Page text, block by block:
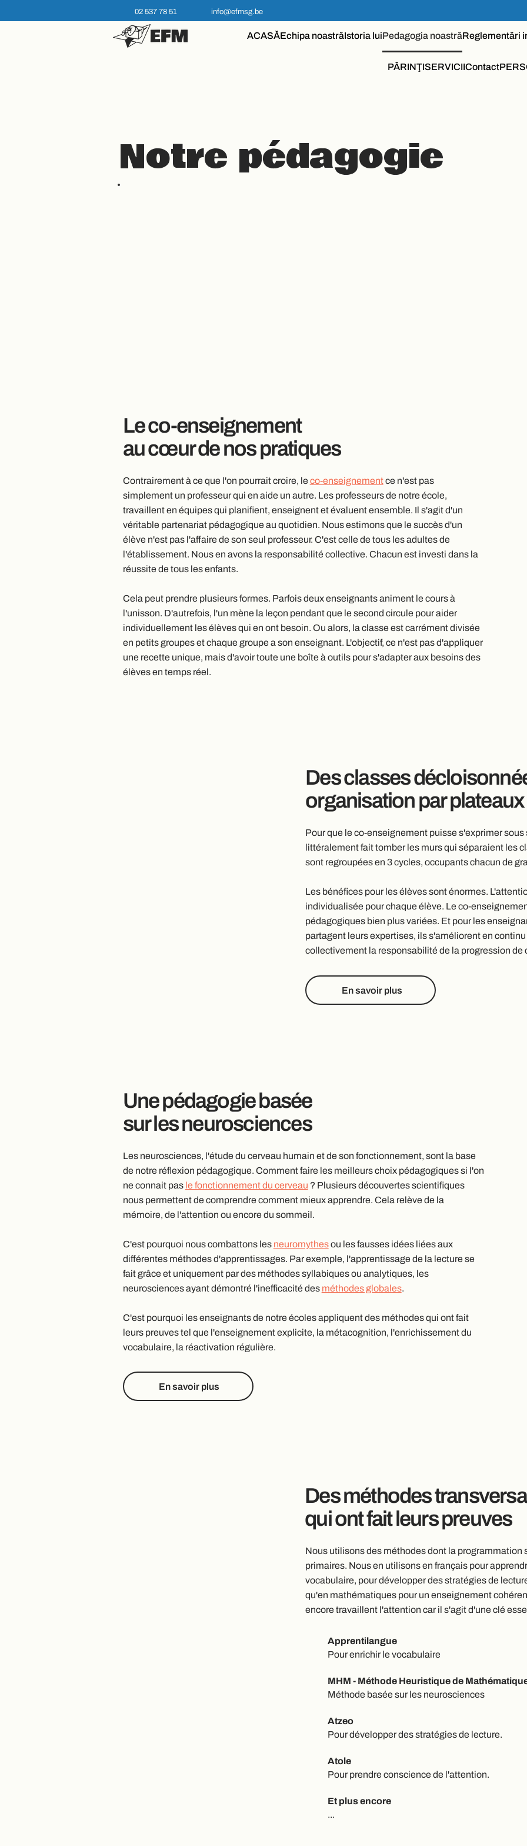
02 537 78 51 info@efmsg.be
ACASĂEchipa noastrăIstoria luiPedagogia noastrăReglementări
PĂRINŢISERVICIIContact
Notre pédagogie
Le co-enseignement
au cœur de nos pratiques
Contrairement à ce que l'on pourrait croire, leco-enseignementce n'est pas
simplement un professeur qui en aide un autre. Les professeurs de notre école,
travaillent en équipes qui planifient, enseignent et évaluent ensemble. Il s'agit d'un
véritable partenariat pédagogique au quotidien. Nous estimons que le succès d'un
élève n'est pas l'affaire de son seul professeur. C'est celle de tous les adultes de
l'établissement. Nous en avons la responsabilité collective. Chacun est investi dans la
réussite de tous les enfants.
Cela peut prendre plusieurs formes. Parfois deux enseignants animent le cours à
l'unisson. D'autrefois, l'un mène la leçon pendant que le second circule pour aider
individuellement les élèves qui en ont besoin. Ou alors, la classe est carrément divisée
en petits groupes et chaque groupe a son enseignant. L'objectif, ce n'est pas d'appliquer
une recette unique, mais d'avoir toute une boîte à outils pour s'adapter aux besoins des
élèves en temps réel.
Des classes
organisation par plateaux
Pour que le co-enseignement puisse s'exprimer
littéralement fait tomber les murs qui séparaient les
sont regroupées en 3 cycles, occupants chacun de
Les bénéfices pour les élèves sont énormes.
individualisée pour chaque élève. Le co-
pédagogiques bien plus variées. Et pour les
partagent leurs expertises, ils s'améliorent en
collectivement la responsabilité de la progression de
En savoir plus
Une pédagogie basée
sur les neurosciences
Les neurosciences, l'étude du cerveau humain et de son fonctionnement, sont la base
de notre réflexion pédagogique. Comment faire les meilleurs choix pédagogiques si l'on
ne connait pas le fonctionnement du cerveau ? Plusieurs découvertes scientifiques
nous permettent de comprendre comment mieux apprendre. Cela relève de la
mémoire, de l'attention ou encore du sommeil.
C'est pourquoi nous combattons les neuromythesou les fausses idées liées aux
différentes méthodes d'apprentissages. Par exemple, l'apprentissage de la lecture se
fait grâce et uniquement par des méthodes syllabiques ou analytiques, les
neurosciences ayant démontré l'inefficacité des méthodes globales.
C'est pourquoi les enseignants de notre écoles appliquent des méthodes qui ont fait
leurs preuves tel que l'enseignement explicite, la métacognition, l'enrichissement du
vocabulaire, la réactivation régulière.
En savoir plus
Des méthodes
qui ont fait leurs preuves
Nous utilisons des méthodes dont la programmation
primaires. Nous en utilisons en français pour
vocabulaire, pour développer des stratégies de
qu'en mathématiques pour un enseignement
encore travaillent l'attention car il s'agit d'une clé
Apprentilangue
Pour enrichir le vocabulaire
MHM - Méthode Heuristique de
Méthode basée sur les neurosciences
Atzeo
Pour développer des stratégies de lecture.
Atole
Pour prendre conscience de l'attention.
Et plus encore
...